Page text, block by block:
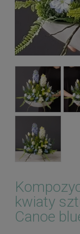
kwiaty
Canoe